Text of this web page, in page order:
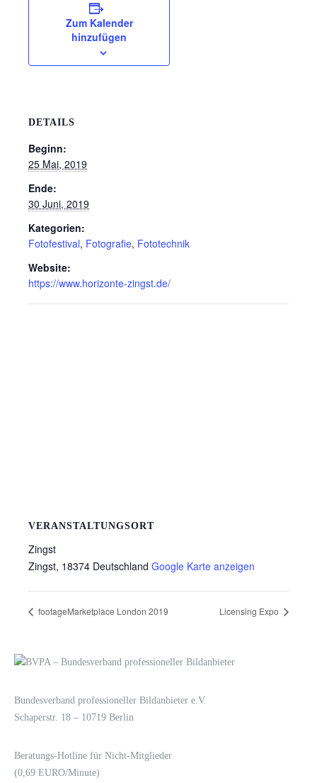
Zum Kalender
hinzufügen
DETAILS
Beginn:
25 Mai, 2019
Ende:
30 Juni, 2019
Kategorien:
Fotofestival, Fotografie, Fototechnik
Website:
https://www.horizonte-zingst.de/
VERANSTALTUNGSORT
Zingst
Zingst, 18374 Deutschland Google Karte anzeigen
footageMarketplace London 2019 Licensing Expo
Bundesverband professioneller Bildanbieter e.V.
Schaperstr. 18 – 10719 Berlin
Beratungs-Hotline für Nicht-Mitglieder
(0,69 EURO/Minute)